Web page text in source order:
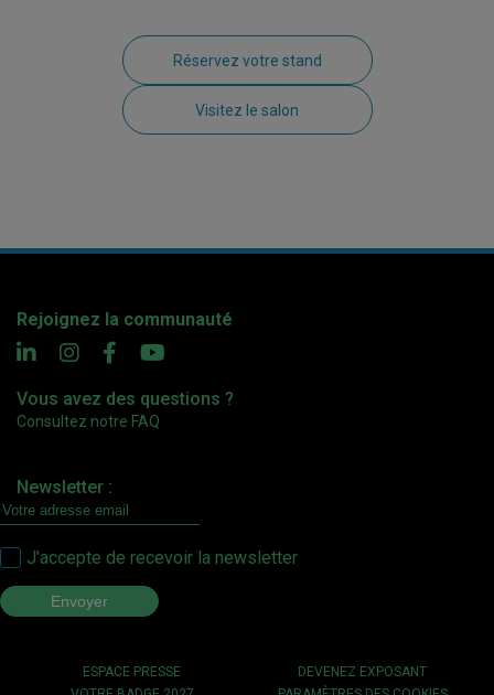
Réservez votre stand
Visitez le salon
Rejoignez la communauté
Vous avez des questions ?
Consultez notre FAQ
Newsletter :
J’accepte de recevoir la newsletter
ESPACE PRESSE
DEVENEZ EXPOSANT